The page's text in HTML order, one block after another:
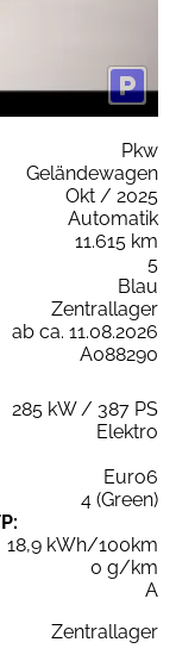
Pkw
Geländewagen
Okt / 2025
Automatik
11.615 km
5
Blau
Zentrallager
ab ca. 11.08.2026
A088290
285 kW / 387 PS
Elektro
Euro6
4 (Green)
18,9 kWh/100km
0 g/km
A
Zentrallager